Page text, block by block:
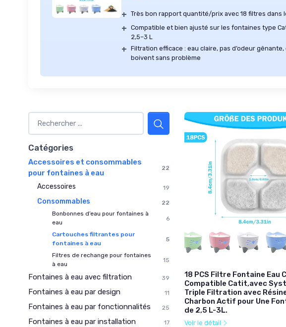
+ Très bon rapport quantité/prix avec 18 filtres dans
+ Compatible et bien ajusté sur les fontaines type
2,5–3 L
+ Filtration efficace : eau claire, pas d’odeur gênante,
boivent sans problème
Catégories
Accessoires et consommables
pour fontaines à eau
22
Accessoires 19
Consommables
22
Bonbonnes d’eau pour fontaines à
eau
6
Cartouches filtrantes pour
fontaines à eau
5
Filtres de rechange pour fontaines
à eau
15
Fontaines à eau avec filtration 39
Fontaines à eau par design 11
Fontaines à eau par fonctionnalités 25
Fontaines à eau par installation 17
18 PCS Filtre Fontaine Eau
Compatible Catit,avec
Triple Filtration avec
Charbon Actif pour Une
de 2,5 L-3L.
Voir le détail